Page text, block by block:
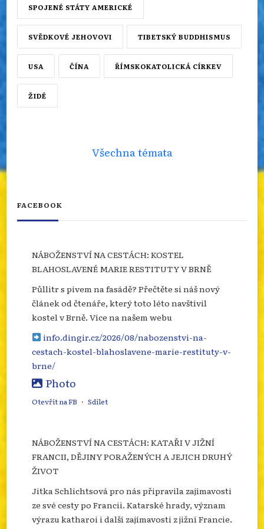
SPOJENÉ STÁTY AMERICKÉ
SVĚDKOVÉ JEHOVOVI TIBETSKÝ BUDDHISMUS
USA ČÍNA ŘÍMSKOKATOLICKÁ CÍRKEV
ŽIDÉ
Všechna témata
FACEBOOK
NÁBOŽENSTVÍ NA CESTÁCH: KOSTEL
BLAHOSLAVENÉ MARIE RESTITUTY V BRNĚ
Půllitr s pivem na fasádě? Přečtěte si náš nový
článek od čtenáře, který toto léto navštívil
kostel v Brně. Více na našem webu
info.dingir.cz/2026/08/nabozenstvi-na-
cestach-kostel-blahoslavene-marie-restituty-v-
brne/
Photo
Otevřít na FB · Sdílet
NÁBOŽENSTVÍ NA CESTÁCH: KATAŘI V JIŽNÍ
FRANCII, DĚJINY PORAŽENÝCH A JEJICH DRUHÝ
ŽIVOT
Jitka Schlichtsová pro nás připravila zajímavosti
ze své cesty po Francii. Katarské hrady, význam
výrazu katharoi i další zajímavosti z jižní Francie.